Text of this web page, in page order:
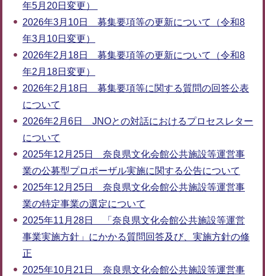
年5月20日変更）
2026年3月10日 募集要項等の更新について（令和8
年3月10日変更）
2026年2月18日 募集要項等の更新について（令和8
年2月18日変更）
2026年2月18日 募集要項等に関する質問の回答公表
について
2026年2月6日 JNOとの対話におけるプロセスレター
について
2025年12月25日 奈良県文化会館公共施設等運営事
業の公募型プロポーザル実施に関する公告について
2025年12月25日 奈良県文化会館公共施設等運営事
業の特定事業の選定について
2025年11月28日 「奈良県文化会館公共施設等運営
事業実施方針」にかかる質問回答及び、実施方針の修
正
2025年10月21日 奈良県文化会館公共施設等運営事